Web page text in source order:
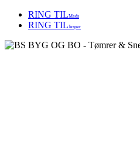
RING TILMads
RING TILJesper